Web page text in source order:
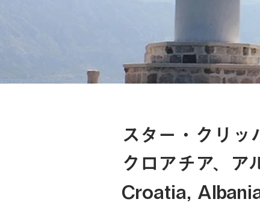
スター・クリッ
Croatia,
クロアチア、